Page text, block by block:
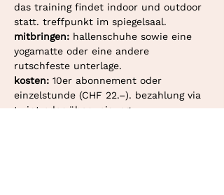
das training findet indoor und outdoor
statt. treffpunkt im spiegelsaal.
mitbringen: hallenschuhe sowie eine
yogamatte oder eine andere
rutschfeste unterlage.
kosten: 10er abonnement oder
einzelstunde (CHF 22.–). bezahlung via
twint oder überweisung.